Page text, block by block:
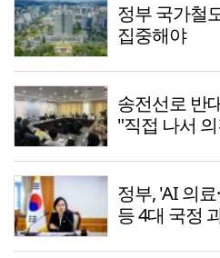
정부 국가철
집중해야
송전선로 반
"직접 나서
정부, 'AI 의
등 4대 국정